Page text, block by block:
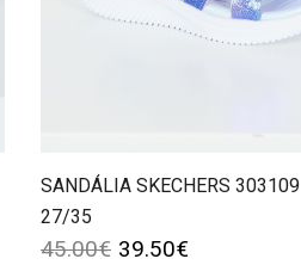
SANDÁLIA SKECHERS 303109
27/35
45.00€ 39.50€